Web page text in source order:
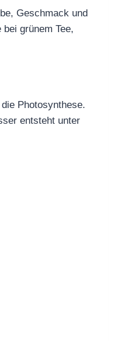
Geschmack und
grünem Tee,
Photosynthese.
entsteht unter